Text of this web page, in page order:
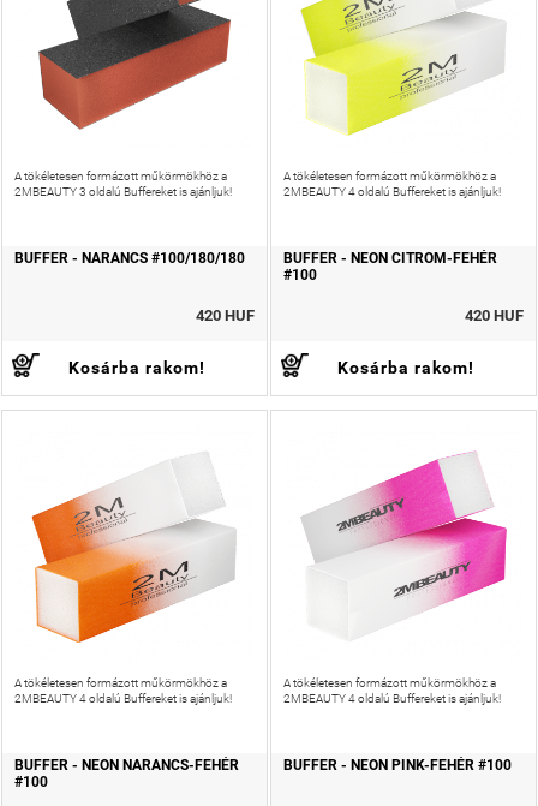
A tökéletesen formázott műkörmökhöz a
2MBEAUTY 3 oldalú Buffereket is ajánljuk!
BUFFER - NARANCS #100/180/180
420 HUF
Kosárba rakom!
A tökéletesen formázott műkörmökhöz a
2MBEAUTY 4 oldalú Buffereket is ajánljuk!
BUFFER - NEON CITROM-FEHÉR
#100
420 HUF
Kosárba rakom!
A tökéletesen formázott műkörmökhöz a
2MBEAUTY 4 oldalú Buffereket is ajánljuk!
BUFFER - NEON NARANCS-FEHÉR
#100
A tökéletesen formázott műkörmökhöz a
2MBEAUTY 4 oldalú Buffereket is ajánljuk!
BUFFER - NEON PINK-FEHÉR #100